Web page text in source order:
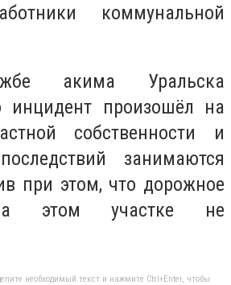
коммунальной
акима Уральска
инцидент произошёл на
собственности и
занимаются
при этом, что дорожное
этом участке не
необходимый текст и нажмите Ctrl+Enter, чтобы